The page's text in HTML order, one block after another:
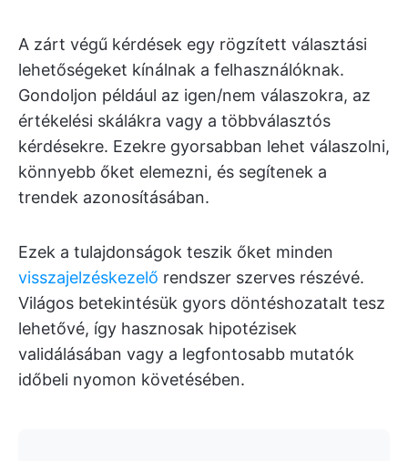
A zárt végű kérdések egy rögzített választási
lehetőségeket kínálnak a felhasználóknak.
Gondoljon például az igen/nem válaszokra, az
értékelési skálákra vagy a többválasztós
kérdésekre. Ezekre gyorsabban lehet válaszolni,
könnyebb őket elemezni, és segítenek a
trendek azonosításában.
Ezek a tulajdonságok teszik őket minden
visszajelzéskezelő rendszer szerves részévé.
Világos betekintésük gyors döntéshozatalt tesz
lehetővé, így hasznosak hipotézisek
validálásában vagy a legfontosabb mutatók
időbeli nyomon követésében.